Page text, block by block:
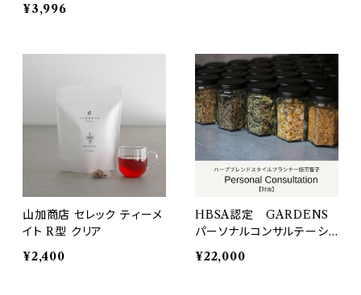
¥3,996
山加商店 セレック ティーメ
イト R型 クリア
¥2,400
HBSA認定 GARDENS
パーソナルコンサルテーショ
ン【対面】
¥22,000